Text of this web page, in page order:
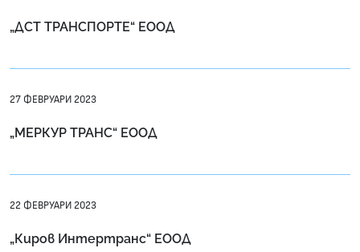
„ДСТ ТРАНСПОРТЕ“ ЕООД
27 ФЕВРУАРИ 2023
„МЕРКУР ТРАНС“ ЕООД
22 ФЕВРУАРИ 2023
„Киров Интертранс“ ЕООД